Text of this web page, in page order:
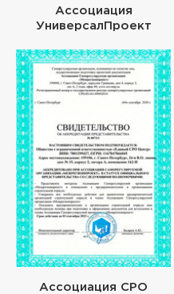
Ассоциация
УниверсалПроект
Ассоциация СРО